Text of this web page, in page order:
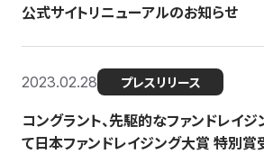
公式サイトリニューアルのお知らせ
2023.02.28 プレスリリース
コングラント、先駆的なファンドレイ
て日本ファンドレイジング大賞 特別賞